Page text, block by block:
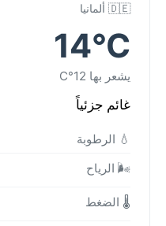
🇩🇪 ألمانيا
14°C
يشعر بها 12°C
غائم جزئياً
💧 الرطوبة
🌬️ الرياح
🌡️ الضغط